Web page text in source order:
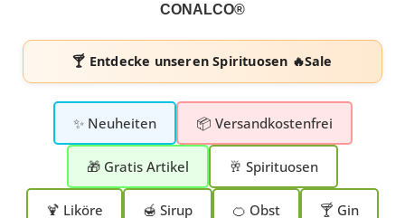
CONALCO®
🍸 Entdecke unserenSpirituosen 🔥Sale
✨ Neuheiten 📦 Versandkostenfrei
🎁 Gratis Artikel 🥂 Spirituosen
🍹 Liköre 🍯 Sirup 🍊 Obst 🍸 Gin